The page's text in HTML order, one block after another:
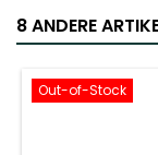
8 ANDERE
Out-of-Stock